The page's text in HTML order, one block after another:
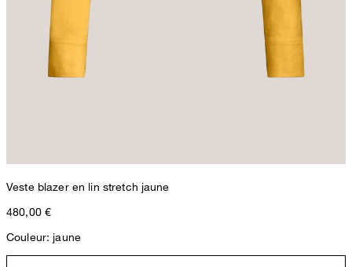
Veste blazer en lin stretch jaune
480,00 €
Couleur: jaune